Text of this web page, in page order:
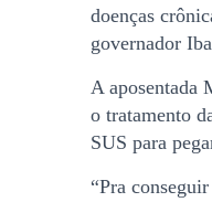
doenças
governador
A aposentada
o tratamento
SUS para
“Pra